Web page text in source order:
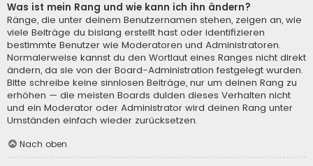
Was ist mein Rang und wie kann ich ihn ändern?
Ränge, die unter deinem Benutzernamen stehen, zeigen an, wie
viele Beiträge du bislang erstellt hast oder identifizieren
bestimmte Benutzer wie Moderatoren und Administratoren.
Normalerweise kannst du den Wortlaut eines Ranges nicht direkt
ändern, da sie von der Board-Administration festgelegt wurden.
Bitte schreibe keine sinnlosen Beiträge, nur um deinen Rang zu
erhöhen — die meisten Boards dulden dieses Verhalten nicht
und ein Moderator oder Administrator wird deinen Rang unter
Umständen einfach wieder zurücksetzen.
Nach oben